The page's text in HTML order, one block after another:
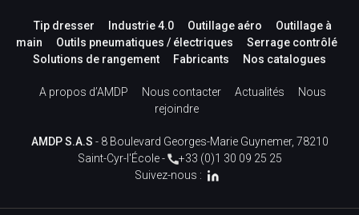
Tip dresser Industrie 4.0 Outillage aéro
Outillage à
main
Outils pneumatiques / électriques
Serrage contrôlé
Solutions de rangement
Fabricants Nos catalogues
A propos d’AMDP Nous contacter Actualités
Nous
rejoindre
AMDP S.A.S - 8 Boulevard Georges-Marie Guynemer, 78210
Saint-Cyr-l'École -
+33 (0)1 30 09 25 25
Suivez-nous :